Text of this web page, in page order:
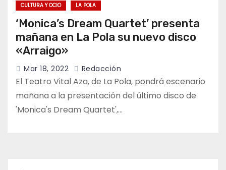
CULTURA Y OCIO LA POLA
‘Monica’s Dream Quartet’ presenta
mañana en La Pola su nuevo disco
«Arraigo»
Mar 18, 2022 Redacción
El Teatro Vital Aza, de La Pola, pondrá escenario
mañana a la presentación del último disco de
'Monica's Dream Quartet',…